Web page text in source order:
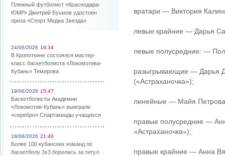
Пляжный футболист «Краснодара-
ЮМР» Дмитрий Бушков удостоен
приза «Спорт Медиа Звезда»
24/06/2026 16:34
В Кропоткине состоялся мастер-
класс баскетболиста «Локомотива-
Кубань» Темирова
19/06/2026 15:47
Баскетболисты Академии
«Локомотив-Кубань» выиграли
«серебро» Спартакиады учащихся
18/06/2026 21:40
Более 100 кубанских команд по
баскетболу 3х3 боролись за титул
вратари — Виктория
левые крайние — Дарья
левые полусредние: —
разыгрывающие — Дарья
(«Астраханочка»);
линейные — Майя
правые полусредние —
«Астраханочка»);
правые крайние — Анна